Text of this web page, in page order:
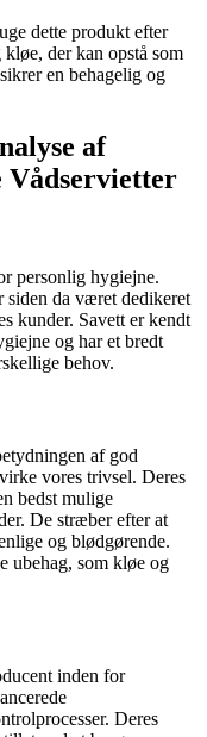
dette produkt efter
der kan opstå som
en behagelig og
af
Vådservietter
personlig hygiejne.
da været dedikeret
kunder. Savett er kendt
og har et bredt
behov.
af god
vores trivsel. Deres
bedst mulige
De stræber efter at
og blødgørende.
ubehag, som kløe og
inden for
Deres